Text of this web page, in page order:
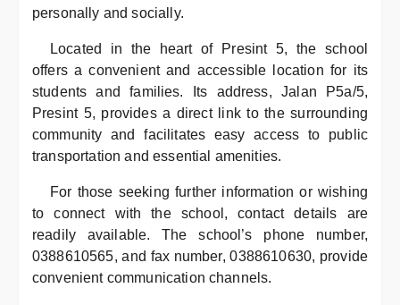
personally and socially.
Located in the heart of Presint 5, the school
offers a convenient and accessible location for its
students and families. Its address, Jalan P5a/5,
Presint 5, provides a direct link to the surrounding
community and facilitates easy access to public
transportation and essential amenities.
For those seeking further information or wishing
to connect with the school, contact details are
readily available. The school’s phone number,
0388610565, and fax number, 0388610630, provide
convenient communication channels.